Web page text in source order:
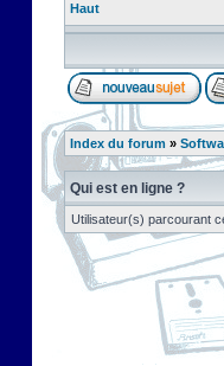
Haut
Index du forum »
Qui est en ligne ?
Utilisateur(s) parcourant